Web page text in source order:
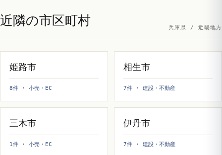
近隣の市区町村 兵庫県 / 近畿地方
姫路市
8件 · 小売・EC
相生市
7件 · 建設・不動産
三木市
1件 · 小売・EC
伊丹市
7件 · 建設・不動産